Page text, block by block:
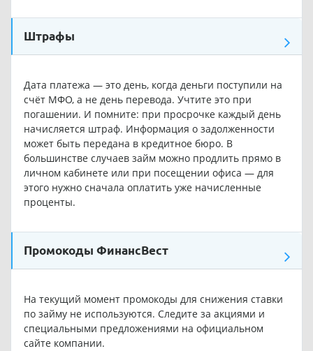
Штрафы
Дата платежа — это день, когда деньги поступили на
счёт МФО, а не день перевода. Учтите это при
погашении. И помните: при просрочке каждый день
начисляется штраф. Информация о задолженности
может быть передана в кредитное бюро. В
большинстве случаев займ можно продлить прямо в
личном кабинете или при посещении офиса — для
этого нужно сначала оплатить уже начисленные
проценты.
Промокоды ФинансВест
На текущий момент промокоды для снижения ставки
по займу не используются. Следите за акциями и
специальными предложениями на официальном
сайте компании.